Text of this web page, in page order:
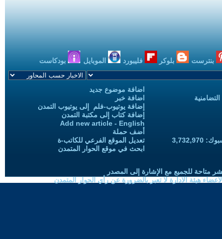
بنترست بلوكر فليبورد الموبايل بودكاست
اضافة موضوع جديد
اضافة خبر
إضافة يوتيوب-فلم إلى يوتيوب التمدن
إضافة كتاب إلى مكتبة التمدن
Add new article - English
أضف حملة
تعديل الموقع الفرعي للكاتب-ة
ابحث في موقع الحوار المتمدن
متاحة للجميع مع الإشارة إلى المصدر
هيئة الادارة لا تعبر بالضرورة عن رأي الحوار المتمدن